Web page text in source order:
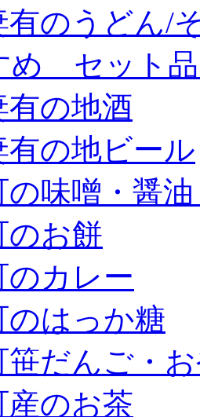
有のうどん/
め セット
有の地酒
有の地ビール
の味噌・醤
のお餅
のカレー
のはっか糖
笹だんご・
産のお茶